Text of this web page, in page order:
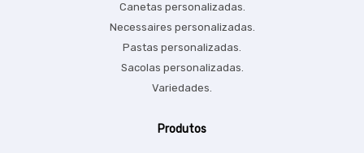
Canetas personalizadas.
Necessaires personalizadas.
Pastas personalizadas.
Sacolas personalizadas.
Variedades.
Produtos